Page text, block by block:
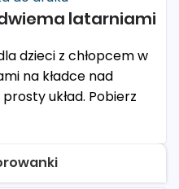
latarniami
dzieci z chłopcem w
na kładce nad
układ. Pobierz